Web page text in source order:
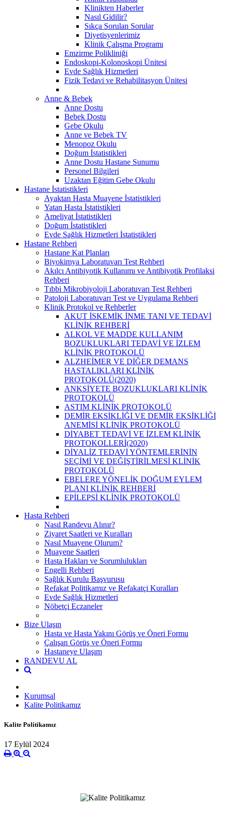
Klinikten Haberler
Nasıl Gidilir?
Sıkça Sorulan Sorular
Diyetisyenlerimiz
Klinik Çalışma Programı
Emzirme Polikliniği
Endoskopi-Kolonoskopi Ünitesi
Evde Sağlık Hizmetleri
Fizik Tedavi ve Rehabilitasyon Ünitesi
Anne & Bebek
Anne Dostu
Bebek Dostu
Gebe Okulu
Anne ve Bebek TV
Menopoz Okulu
Doğum İstatistikleri
Anne Dostu Hastane Sunumu
Personel Bilgileri
Uzaktan Eğitim Gebe Okulu
Hastane İstatistikleri
Ayaktan Hasta Muayene İstatistikleri
Yatan Hasta İstatistikleri
Ameliyat İstatistikleri
Doğum İstatistikleri
Evde Sağlık Hizmetleri İstatistikleri
Hastane Rehberi
Hastane Kat Planları
Biyokimya Laboratuvarı Test Rehberi
Akılcı Antibiyotik Kullanımı ve Antibiyotik Profilaksi
Rehberi
Tıbbi Mikrobiyoloji Laboratuvarı Test Rehberi
Patoloji Laboratuvarı Test ve Uygulama Rehberi
Klinik Protokol ve Rehberler
AKUT İSKEMİK İNME TANI VE TEDAVİ
KLİNİK REHBERİ
ALKOL VE MADDE KULLANIM
BOZUKLUKLARI TEDAVİ VE İZLEM
KLİNİK PROTOKOLÜ
ALZHEİMER VE DİĞER DEMANS
HASTALIKLARI KLİNİK
PROTOKOLÜ(2020)
ANKSİYETE BOZUKLUKLARI KLİNİK
PROTOKOLÜ
ASTIM KLİNİK PROTOKOLÜ
DEMİR EKSİKLİĞİ VE DEMİR EKSİKLİĞİ
ANEMİSİ KLİNİK PROTOKOLÜ
DİYABET TEDAVİ VE İZLEM KLİNİK
PROTOKOLLERİ(2020)
DİYALİZ TEDAVİ YÖNTEMLERİNİN
SEÇİMİ VE DEĞİŞTİRİLMESİ KLİNİK
PROTOKOLÜ
EBELERE YÖNELİK DOĞUM EYLEM
PLANI KLİNİK REHBERİ
EPİLEPSİ KLİNİK PROTOKOLÜ
Hasta Rehberi
Nasıl Randevu Alınır?
Ziyaret Saatleri ve Kuralları
Nasıl Muayene Olurum?
Muayene Saatleri
Hasta Hakları ve Sorumlulukları
Engelli Rehberi
Sağlık Kurulu Başvurusu
Refakat Politikamız ve Refakatçi Kuralları
Evde Sağlık Hizmetleri
Nöbetçi Eczaneler
Bize Ulaşın
Hasta ve Hasta Yakını Görüş ve Öneri Formu
Çalışan Görüş ve Öneri Formu
Hastaneye Ulaşım
RANDEVU AL
Kurumsal
Kalite Politikamız
Kalite Politikamız
17 Eylül 2024